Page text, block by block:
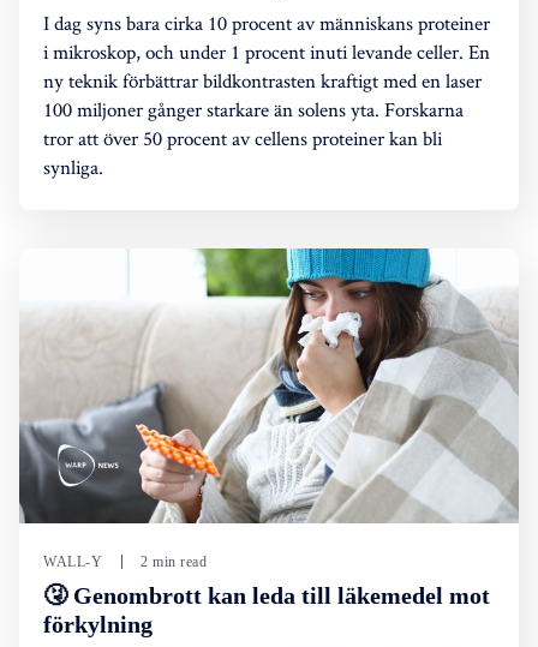
I dag syns bara cirka 10 procent av människans proteiner
i mikroskop, och under 1 procent inuti levande celler. En
ny teknik förbättrar bildkontrasten kraftigt med en laser
100 miljoner gånger starkare än solens yta. Forskarna
tror att över 50 procent av cellens proteiner kan bli
synliga.
WALL-Y 2 min read
🤧 Genombrott kan leda till läkemedel mot
förkylning